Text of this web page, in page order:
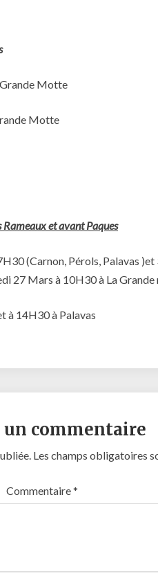
Grande Motte
Motte
Rameaux et avant Paques
(Carnon, Pérols, Palavas
27 Mars à 10H30 à La
à 14H30 à Palavas
un commentaire
Les champs obligatoires
Commentaire*